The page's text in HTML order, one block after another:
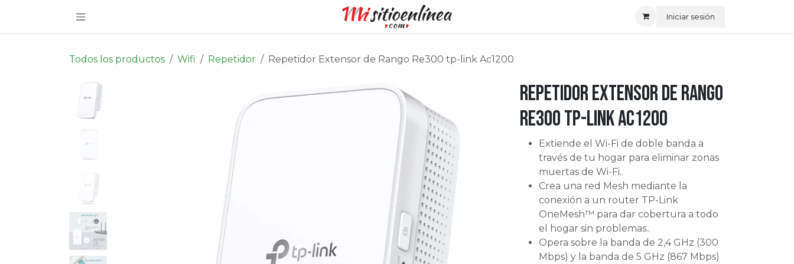
Iniciar sesión
Todos los productos Wifi Repetidor Repetidor Extensor de Rango Re300 tp-link Ac1200
Repetidor Extensor de Rango
Re300 tp-link Ac1200
Extiende el Wi-Fi de doble banda a
través de tu hogar para eliminar zonas
muertas de Wi-Fi..
Crea una red Mesh mediante la
conexión a un router TP-Link
OneMesh™ para dar cobertura a todo
el hogar sin problemas..
Opera sobre la banda de 2,4 GHz (300
Mbps) y la banda de 5 GHz (867 Mbps)